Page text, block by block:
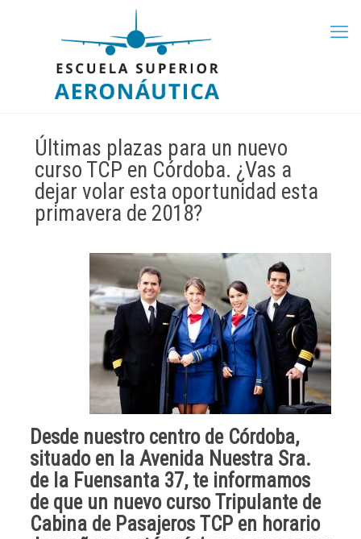
Últimas plazas para un nuevo
curso TCP en Córdoba. ¿Vas a
dejar volar esta oportunidad esta
primavera de 2018?
Desde nuestro centro de Córdoba,
situado en la Avenida Nuestra Sra.
de la Fuensanta 37, te informamos
de que un nuevo curso Tripulante de
Cabina de Pasajeros TCPen horario